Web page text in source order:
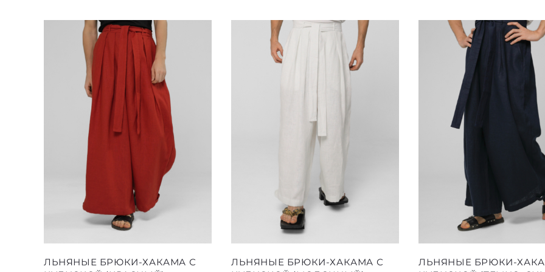
Опции
можно
выбрать
товара.
12000 ₽.
товар
ЛЬНЯНЫЕ БРЮКИ-ХАКАМА С
товар
ЛЬНЯНЫЕ БРЮКИ-ХАКАМА С
товар
ЛЬНЯНЫЕ БРЮКИ-